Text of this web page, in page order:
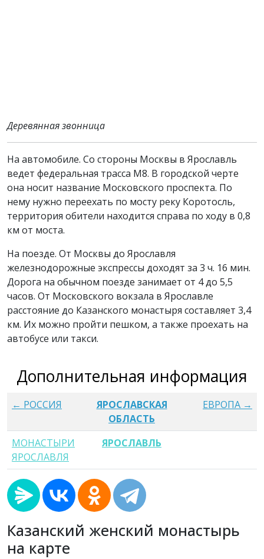
Деревянная звонница
На автомобиле. Со стороны Москвы в Ярославль
ведет федеральная трасса М8. В городской черте
она носит название Московского проспекта. По
нему нужно переехать по мосту реку Коротосль,
территория обители находится справа по ходу в 0,8
км от моста.
На поезде. От Москвы до Ярославля
железнодорожные экспрессы доходят за 3 ч. 16 мин.
Дорога на обычном поезде занимает от 4 до 5,5
часов. От Московского вокзала в Ярославле
расстояние до Казанского монастыря составляет 3,4
км. Их можно пройти пешком, а также проехать на
автобусе или такси.
Дополнительная информация
← РОССИЯ
ЯРОСЛАВСКАЯ
ОБЛАСТЬ
ЕВРОПА →
МОНАСТЫРИ
ЯРОСЛАВЛЯ
ЯРОСЛАВЛЬ
Казанский женский монастырь
на карте